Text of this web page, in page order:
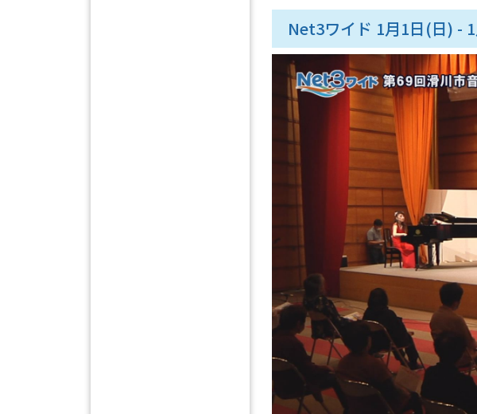
Net3ワイド 1月1日(日) -